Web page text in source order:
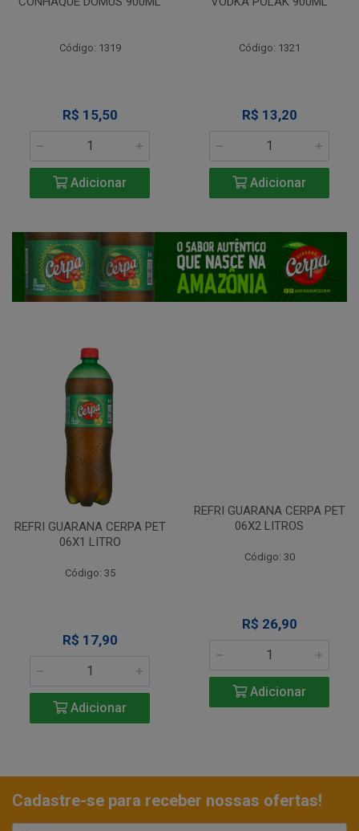
Código: 1319
R$ 15,50
Adicionar
Código: 1321
R$ 13,20
Adicionar
REFRI GUARANA CERPA PET
06X1 LITRO
Código: 35
R$ 17,90
Adicionar
REFRI GUARANA CERPA PET
R$ 26,90
Adicionar
Cadastre-se para receber nossas ofertas!